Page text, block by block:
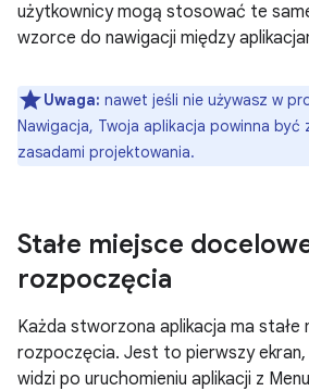
użytkownicy mogą stosować te
wzorce do nawigacji między
Uwaga: nawet jeśli nie używasz w
Nawigacja, Twoja aplikacja powinna być
zasadami projektowania.
Stałe miejsce
rozpoczęcia
Każda stworzona aplikacja ma stałe
rozpoczęcia. Jest to pierwszy
widzi po uruchomieniu aplikacji z